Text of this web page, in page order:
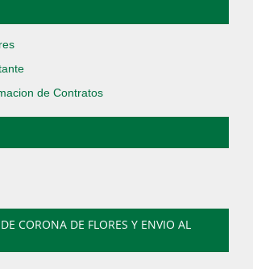
de Contratos
CORONA DE FLORES Y ENVIO AL